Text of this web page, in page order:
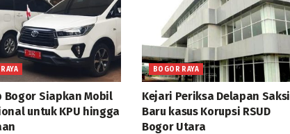
Bogor Siapkan Mobil
untuk KPU hingga
BOGOR RAYA
Kejari Periksa Delapan Saksi
Baru kasus Korupsi RSUD
Bogor Utara